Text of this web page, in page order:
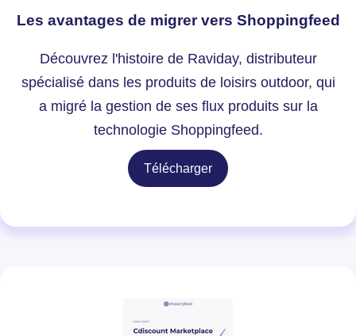
Les avantages de migrer vers Shoppingfeed
Découvrez l'histoire de Raviday, distributeur
spécialisé dans les produits de loisirs outdoor, qui
a migré la gestion de ses flux produits sur la
technologie Shoppingfeed.
Télécharger